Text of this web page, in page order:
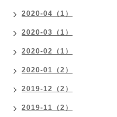
2020-04（1）
2020-03（1）
2020-02（1）
2020-01（2）
2019-12（2）
2019-11（2）